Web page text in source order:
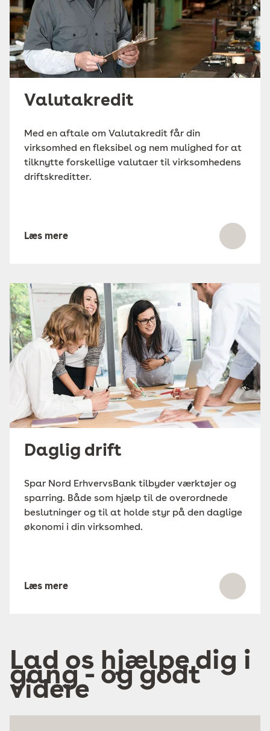
Valutakredit
Med en aftale om Valutakredit får din
virksomhed en fleksibel og nem mulighed for at
tilknytte forskellige valutaer til virksomhedens
driftskreditter.
Læs mere
Daglig drift
Spar Nord ErhvervsBank tilbyder værktøjer og
sparring. Både som hjælp til de overordnede
beslutninger og til at holde styr på den daglige
økonomi i din virksomhed.
Læs mere
Lad os hjælpe dig i
gang - og godt
videre